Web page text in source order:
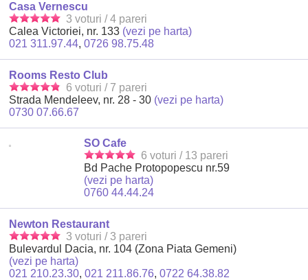
Casa Vernescu
3 voturi / 4 pareri
Calea Victoriei, nr. 133 (vezi pe harta)
021 311.97.44,0726 98.75.48
Rooms Resto Club
6 voturi / 7 pareri
Strada Mendeleev, nr. 28 - 30 (vezi pe harta)
0730 07.66.67
SO Cafe
6 voturi / 13 pareri
Bd Pache Protopopescu nr.59
(vezi pe harta)
0760 44.44.24
Newton Restaurant
3 voturi / 3 pareri
Bulevardul Dacia, nr. 104 (Zona Piata Gemeni)
(vezi pe harta)
021 210.23.30,021 211.86.76,0722 64.38.82